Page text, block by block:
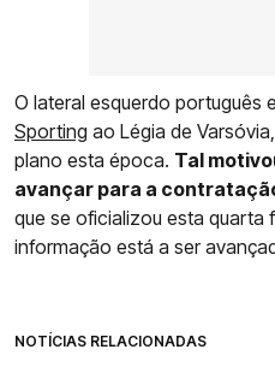
O lateral esquerdo português
Sporting ao Légia de
plano esta época. Tal
avançar para a
que se oficializou esta quarta
informação está a ser
NOTÍCIAS RELACIONADAS